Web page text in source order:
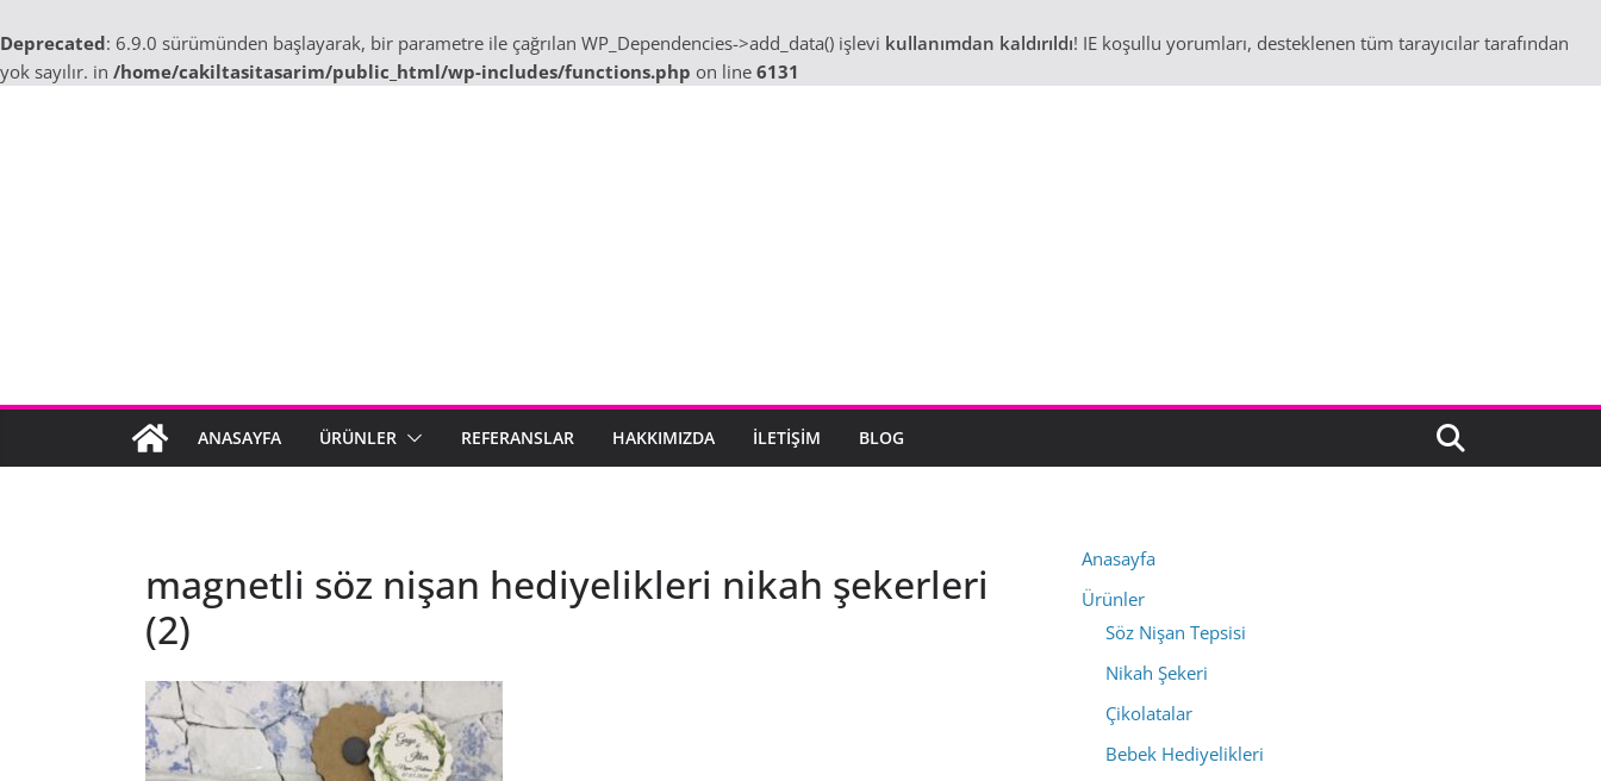
Deprecated: 6.9.0 sürümünden başlayarak, bir parametre ile çağrılan WP_Dependencies->add_data() işlevi kullanımdan kaldırıldı! IE koşullu yorumları, desteklenen tüm tarayıcılar tarafından
yok sayılır. in /home/cakiltasitasarim/public_html/wp-includes/functions.php on line 6131
ANASAYFA ÜRÜNLER REFERANSLAR HAKKIMIZDA İLETIŞIM BLOG
magnetli söz nişan hediyelikleri nikah şekerleri
(2)
Anasayfa
Ürünler
Söz Nişan Tepsisi
Nikah Şekeri
Çikolatalar
Bebek Hediyelikleri